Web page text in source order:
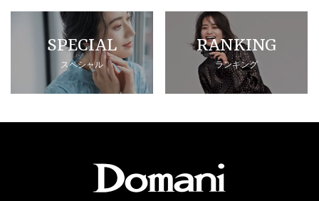
SPECIAL
スペシャル
RANKING
ランキング